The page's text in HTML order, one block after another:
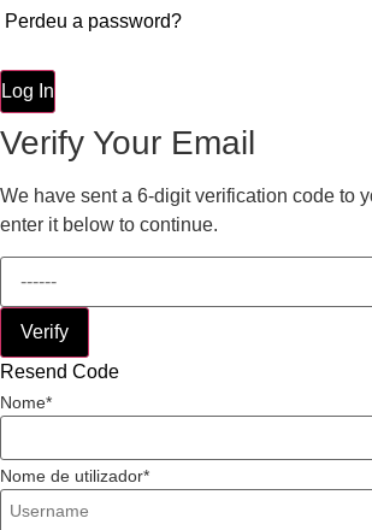
Perdeu a password?
Log In
Verify Your Email
We have sent a 6-digit verification code to
enter it below to continue.
Verify
Resend Code
Nome
Nome de utilizador